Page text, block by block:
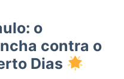
o
contra o
Dias